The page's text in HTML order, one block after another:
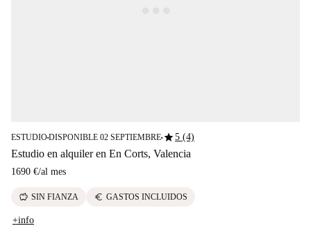
ESTUDIO■DISPONIBLE 02 SEPTIEMBRE■star5 (4)
Estudio en alquiler en En Corts, Valencia
1690 €/al mes
savings SIN FIANZA euro GASTOS INCLUIDOS
+info